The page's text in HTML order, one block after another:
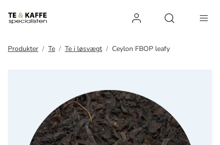
Log ind
Produkter Te Te i løsvægt Ceylon FBOP leafy